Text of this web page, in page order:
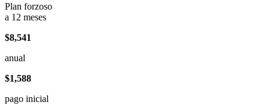
Plan forzoso
a 12 meses
$8,541
anual
$1,588
pago inicial